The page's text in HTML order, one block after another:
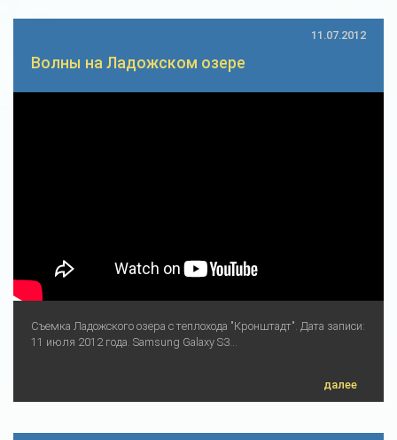
11.07.2012
Волны на Ладожском озере
Съемка Ладожского озера с теплохода "Кронштадт". Дата записи:
11 июля 2012 года. Samsung Galaxy S3...
далее